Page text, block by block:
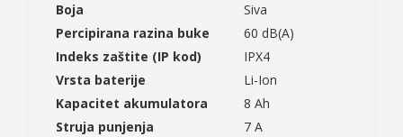
Boja
Siva
Percipirana razina buke
60 dB(A)
Indeks zaštite (IP kod)
IPX4
Vrsta baterije
Li-Ion
Kapacitet akumulatora
8 Ah
Struja punjenja
7 A